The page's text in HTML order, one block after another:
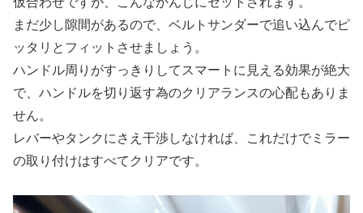
まだ少し隙間があるので、ベルトサンダーで追い込んでピ
ッタリとフィットさせましょう。
ハンドル周りがすっきりしてスマートに見える効果が絶大
で、ハンドルを切り返す為のクリアランスの心配もありま
せん。
レバーやタンクにさえ干渉しなければ、これだけでミラー
の取り付けはすべてクリアです。